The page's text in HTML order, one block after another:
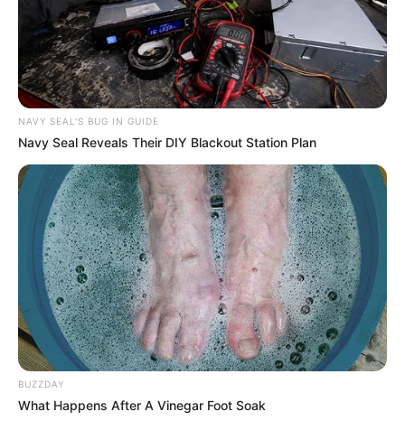
NAVY SEAL'S BUG IN GUIDE
Navy Seal Reveals Their DIY Blackout Station Plan
BUZZDAY
What Happens After A Vinegar Foot Soak